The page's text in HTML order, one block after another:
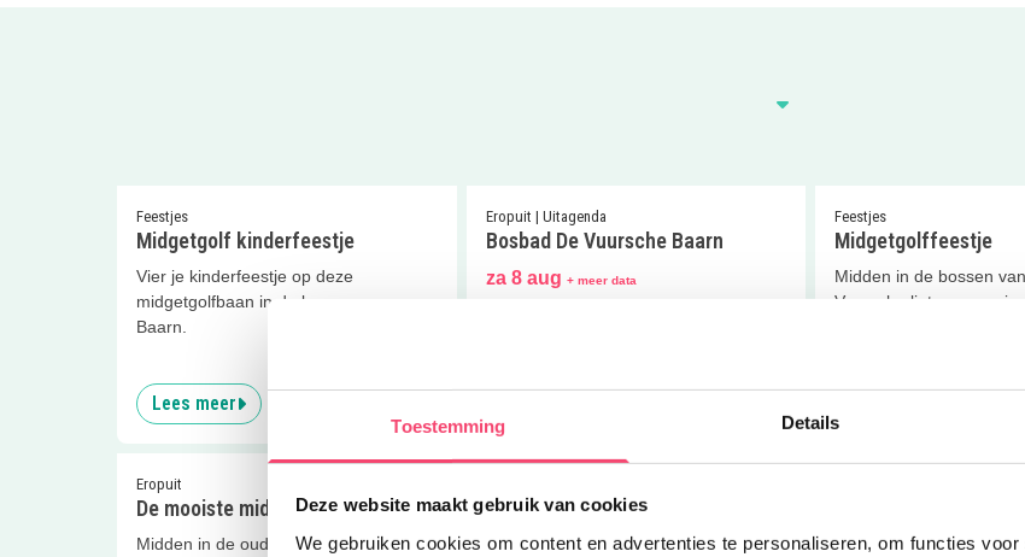
Toestemming Details
Deze website maakt gebruik van cookies
We gebruiken cookies om content en advertenties te personaliseren, om functies
Feestjes
Midgetgolf kinderfeestje
Vier je kinderfeestje op deze
midgetgolfbaan in de bossen van
Baarn.
Lees meer
Eropuit | Uitagenda
Bosbad De Vuursche Baarn
za 8 aug + meer data
Feestjes
Midgetgolffeestje
Midden in de bossen
Vuursche ligt een mooie
Eropuit
De mooiste midgetgolfbanen
Midden in de oude bossen liggen maar
Midgetgolf De Leeuwenkuil
Kom een balletje slaan op de
Deze midgetgolfbaan ligt